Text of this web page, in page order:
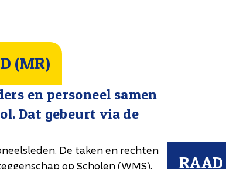
(MR)
en personeel samen
Dat gebeurt via de
De taken en rechten
op Scholen (WMS).